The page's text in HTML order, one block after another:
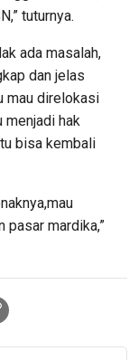
tuturnya.
ada masalah,
dan jelas
mau direlokasi
menjadi hak
bisa kembali
pasar mardika,”